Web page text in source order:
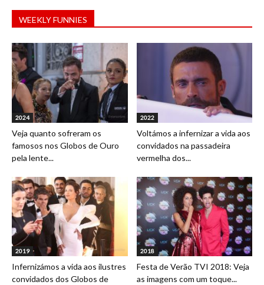
WEEKLY FUNNIES
2024
Veja quanto sofreram os
famosos nos Globos de Ouro
pela lente...
2022
Voltámos a infernizar a vida aos
convidados na passadeira
vermelha dos...
2019
Infernizámos a vida aos ilustres
convidados dos Globos de
2018
Festa de Verão TVI 2018: Veja
as imagens com um toque...